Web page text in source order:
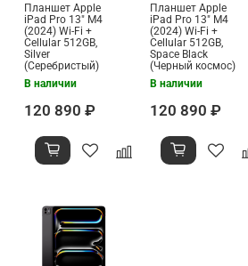
Планшет Apple
iPad Pro 13" M4
(2024) Wi-Fi +
Cellular 512GB,
Silver
(Серебристый)
В наличии
120 890 ₽
Планшет Apple
iPad Pro 13" M4
(2024) Wi-Fi +
Cellular 512GB,
Space Black
(Черный космос)
В наличии
120 890 ₽